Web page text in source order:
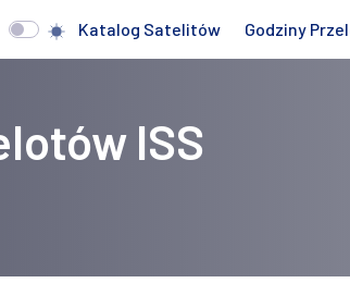
Katalog Satelitów Godziny
ISS